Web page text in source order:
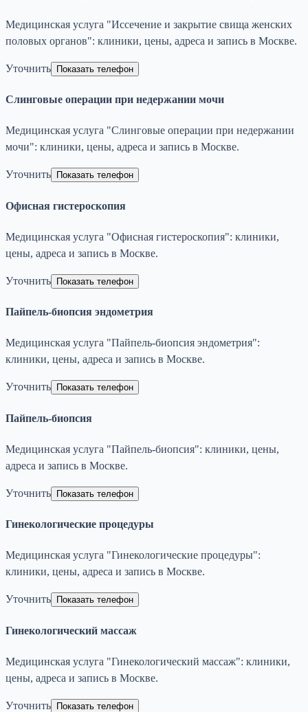
Медицинская услуга "Иссечение и закрытие свища женских
половых органов": клиники, цены, адреса и запись в Москве.
Уточнить Показать телефон
Слинговые операции при недержании мочи
Медицинская услуга "Слинговые операции при недержании
мочи": клиники, цены, адреса и запись в Москве.
Уточнить Показать телефон
Офисная гистероскопия
Медицинская услуга "Офисная гистероскопия": клиники,
цены, адреса и запись в Москве.
Уточнить Показать телефон
Пайпель-биопсия эндометрия
Медицинская услуга "Пайпель-биопсия эндометрия":
клиники, цены, адреса и запись в Москве.
Уточнить Показать телефон
Пайпель-биопсия
Медицинская услуга "Пайпель-биопсия": клиники, цены,
адреса и запись в Москве.
Уточнить Показать телефон
Гинекологические процедуры
Медицинская услуга "Гинекологические процедуры":
клиники, цены, адреса и запись в Москве.
Уточнить Показать телефон
Гинекологический массаж
Медицинская услуга "Гинекологический массаж": клиники,
цены, адреса и запись в Москве.
Уточнить Показать телефон